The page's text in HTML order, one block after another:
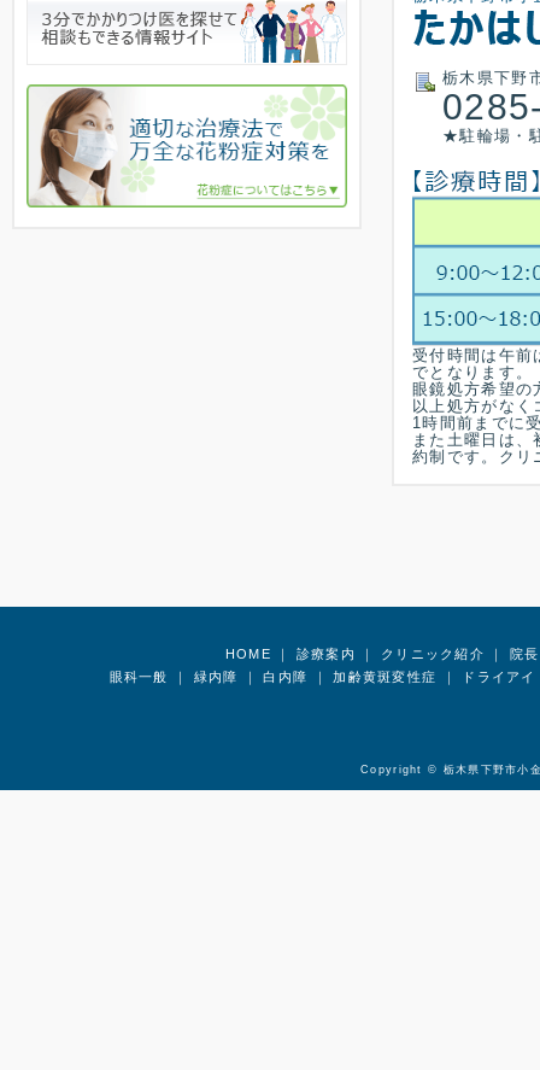
栃木県下野
★駐輪場・
受付時間は午前
でとなります。
眼鏡処方希望の
以上処方がな
1時間前までに
また土曜日は
約制です。クリ
HOME ｜ 診療案内 ｜ クリニック紹介 ｜ 院
眼科一般
｜ 緑内障 ｜白内障 ｜加齢黄斑変性症 ｜ ドライアイ
Copyright © 栃木県下野市小